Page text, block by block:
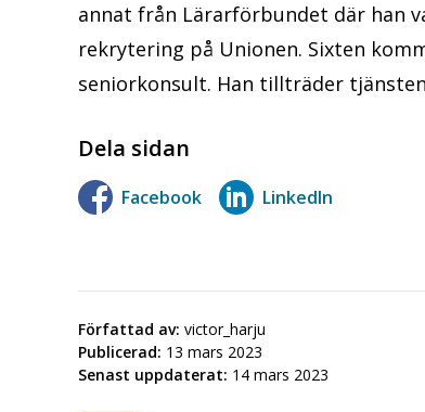
annat från Lärarförbundet där han
rekrytering på Unionen. Sixten
seniorkonsult. Han tillträder
Dela sidan
Facebook LinkedIn
Författad av: victor_harju
Publicerad: 13 mars 2023
Senast uppdaterat: 14 mars 2023